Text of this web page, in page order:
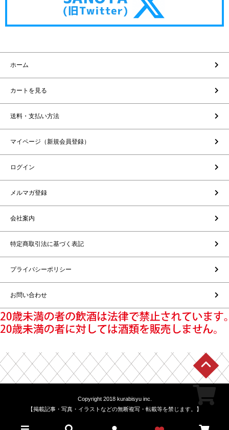
ホーム
カートを見る
送料・支払い方法
マイページ（新規会員登録）
ログイン
メルマガ登録
会社案内
特定商取引法に基づく表記
プライバシーポリシー
お問い合わせ
Copyright 2018 kurabisyu inc.
【掲載記事・写真・イラストなどの無断複写・転載等を禁じます。】